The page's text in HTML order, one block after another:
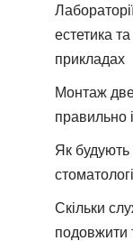
естетика
прикладах
Монтаж
правильно
Як будують
Скільки
подовжити